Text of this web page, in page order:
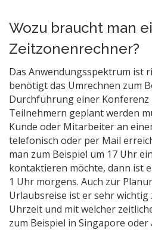
Wozu braucht man
Zeitzonenrechner?
Das Anwendungsspektrum ist
benötigt das Umrechnen zum
Durchführung einer
Teilnehmern geplant werden
Kunde oder Mitarbeiter an
telefonisch oder per Mail
man zum Beispiel um 17 Uhr
kontaktieren möchte, dann ist
1 Uhr morgens. Auch zur
Urlaubsreise ist er sehr wichtig
Uhrzeit und mit welcher
zum Beispiel in Singapore oder